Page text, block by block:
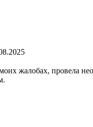
жалобах, провела